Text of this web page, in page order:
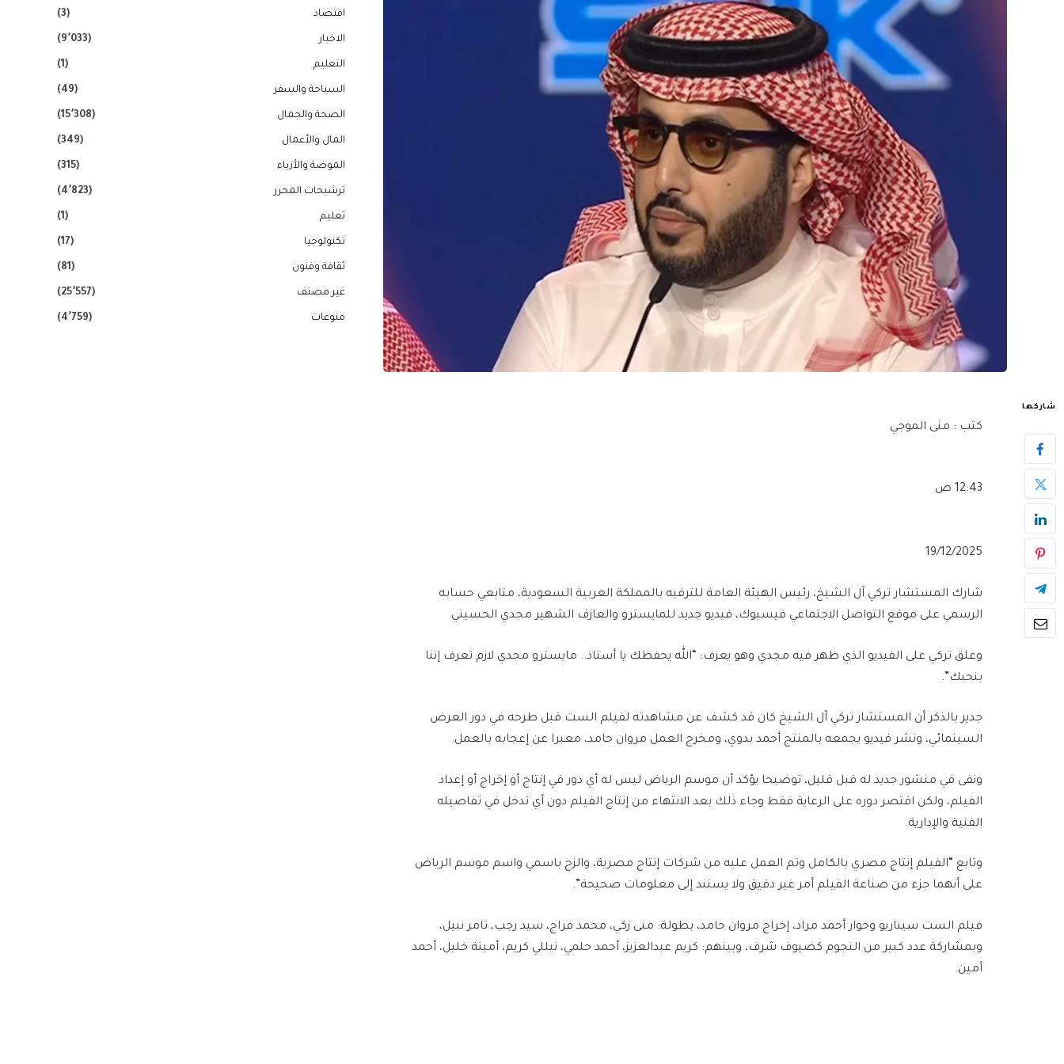
شاركها
كتب : منى الموجي
12:43 ص
19/12/2025
شارك المستشار تركي آل الشيخ، رئيس الهيئة العامة للترفيه بالمملكة العربية السعودية، متابعي حسابه
الرسمي على موقع التواصل الاجتماعي فيسبوك، فيديو جديد للمايسترو والعازف الشهير مجدي الحسيني.
وعلق تركي على الفيديو الذي ظهر فيه مجدي وهو يعزف: “الله يحفظك يا أستاذ.. مايسترو مجدي لازم تعرف إننا
بنحبك”.
جدير بالذكر أن المستشار تركي آل الشيخ كان قد كشف عن مشاهدته لفيلم الست قبل طرحه في دور العرض
السينمائي، ونشر فيديو يجمعه بالمنتج أحمد بدوي، ومخرج العمل مروان حامد، معبرا عن إعجابه بالعمل.
ونفى في منشور جديد له قبل قليل، توضيحا يؤكد أن موسم الرياض ليس له أي دور في إنتاج أو إخراج أو إعداد
الفيلم، ولكن اقتصر دوره على الرعاية فقط وجاء ذلك بعد الانتهاء من إنتاج الفيلم دون أي تدخل في تفاصيله
الفنية والإدارية.
وتابع “الفيلم إنتاج مصري بالكامل وتم العمل عليه من شركات إنتاج مصرية، والزج باسمي واسم موسم الرياض
على أنهما جزء من صناعة الفيلم أمر غير دقيق ولا يستند إلى معلومات صحيحة”.
فيلم الست سيناريو وحوار أحمد مراد، إخراج مروان حامد، بطولة: منى زكي، محمد فراج، سيد رجب، تامر نبيل،
وبمشاركة عدد كبير من النجوم كضيوف شرف، وبينهم: كريم عبدالعزيز، أحمد حلمي، نيللي كريم، أمينة خليل، أحمد
أمين.
اقتصاد (3)
الاخبار (9٬033)
التعليم (1)
السياحة والسفر (49)
الصحة والجمال (15٬308)
المال والأعمال (349)
الموضة والأزياء (315)
ترشيحات المحرر (4٬823)
تعليم (1)
تكنولوجيا (17)
ثقافة وفنون (81)
غير مصنف (25٬557)
منوعات (4٬759)